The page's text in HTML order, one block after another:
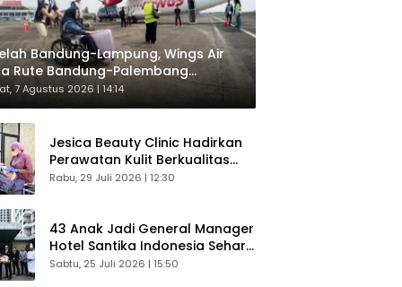
Bandung-Lampung, Wings Air
Rute Bandung-Palembang
Langsung Penumpang
7 Agustus 2026 | 14:14
Jesica Beauty Clinic Hadirkan
Perawatan Kulit Berkualitas
Plus Konsultasi Gratis
Rabu, 29 Juli 2026 | 12:30
43 Anak Jadi General Manager
Hotel Santika Indonesia Sehari
Sukses Digelar
Sabtu, 25 Juli 2026 | 15:50